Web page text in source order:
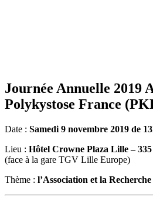
Journée Annuelle 2019
Polykystose France
Date : Samedi 9 novembre 2019 de
Lieu : Hôtel Crowne Plaza Lille –
(face à la gare TGV Lille Europe)
Thème : l’Association et la Recherche